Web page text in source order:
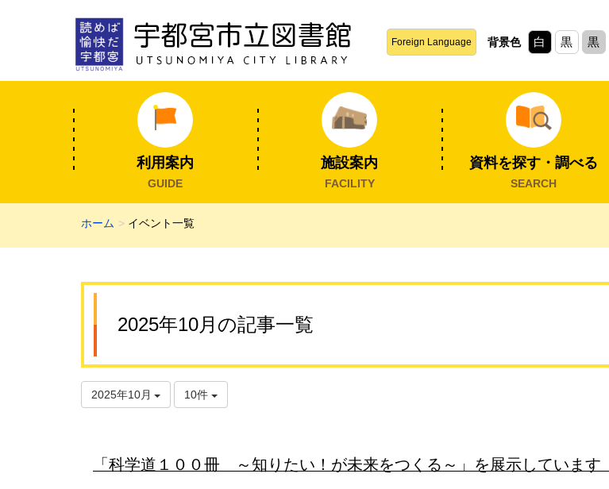
Foreign Language 背景色 白 黒 黒
利用案内
GUIDE
施設案内
FACILITY
資料を探す・調べる
SEARCH
ホーム イベント一覧
2025年10月の記事一覧
2025年10月 10件
「科学道１００冊 ～知りたい！が未来をつくる～」を展示しています